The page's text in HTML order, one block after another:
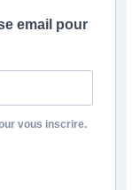
email pour
vous inscrire.